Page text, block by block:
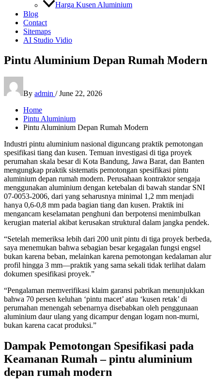
Harga Kusen Aluminium
Blog
Contact
Sitemaps
AI Studio Vidio
Pintu Aluminium Depan Rumah Modern
By admin /June 22, 2026
Home
Pintu Aluminium
Pintu Aluminium Depan Rumah Modern
Industri pintu aluminium nasional diguncang praktik pemotongan
spesifikasi tiang dan kusen. Temuan investigasi di tiga proyek
perumahan skala besar di Kota Bandung, Jawa Barat, dan Banten
mengungkap praktik sistematis pemotongan spesifikasi pintu
aluminium depan rumah modern. Perusahaan kontraktor sengaja
menggunakan aluminium dengan ketebalan di bawah standar SNI
07-0053-2006, dari yang seharusnya minimal 1,2 mm menjadi
hanya 0,6-0,8 mm pada bagian tiang dan kusen. Praktik ini
mengancam keselamatan penghuni dan berpotensi menimbulkan
kerugian material akibat kerusakan struktural dalam jangka pendek.
“Setelah memeriksa lebih dari 200 unit pintu di tiga proyek berbeda,
saya menemukan bahwa sebagian besar kegagalan fungsi engsel
bukan karena beban, melainkan karena pemotongan kedalaman alur
profil hingga 3 mm—praktik yang sama sekali tidak terlihat dalam
dokumen spesifikasi proyek.”
“Pengalaman memverifikasi klaim garansi pabrikan menunjukkan
bahwa 70 persen keluhan ‘pintu macet’ atau ‘kusen retak’ di
perumahan menengah sebenarnya disebabkan oleh penggunaan
aluminium daur ulang yang dicampur dengan logam non-murni,
bukan karena cacat produksi.”
Dampak Pemotongan Spesifikasi pada
Keamanan Rumah – pintu aluminium
depan rumah modern